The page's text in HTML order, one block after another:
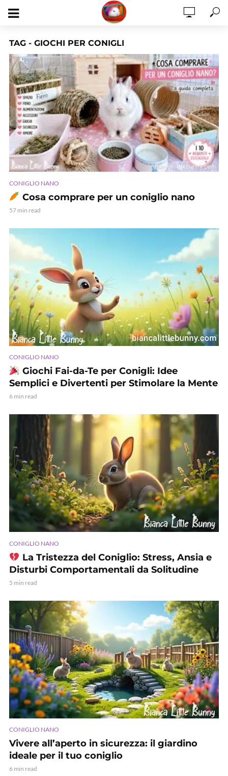
TAG - GIOCHI PER CONIGLI
CONIGLIO NANO
Cosa comprare per un coniglio nano
57 min read
CONIGLIO NANO
Giochi Fai-da-Te per Conigli: Idee
Semplici e Divertenti per Stimolare la Mente
6 min read
CONIGLIO NANO
La Tristezza del Coniglio: Stress, Ansia e
Disturbi Comportamentali da Solitudine
5 min read
CONIGLIO NANO
Vivere all’aperto in sicurezza: il giardino
ideale per il tuo coniglio
6 min read